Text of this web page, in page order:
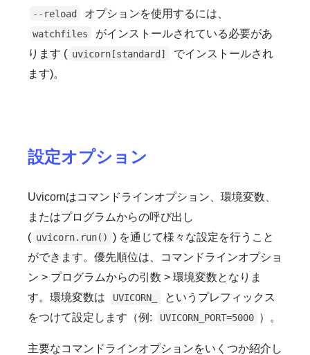
--reload オプションを使用するには、
watchfiles
がインストールされている必要があ
ります ( uvicorn[standard]
でインストールされ
ます)。
設定オプション
Uvicornはコマンドラインオプション、環境変数、
またはプログラムからの呼び出し
( uvicorn.run() ) を通じて様々な設定を行うこと
ができます。優先順位は、コマンドラインオプショ
ン > プログラムからの引数 > 環境変数となりま
す。環境変数は
UVICORN_
というプレフィックス
をつけて設定します（例:
UVICORN_PORT=5000 ）。
主要なコマンドラインオプションをいくつか紹介し